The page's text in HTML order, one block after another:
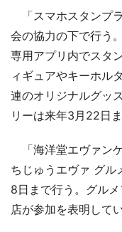
「スマホスタンプ
会の協力の下で行う
専用アプリ内でスタ
ィギュアやキーホル
連のオリジナルグッ
リーは来年3月22日ま
「海洋堂エヴァン
ちじゅうエヴァ グル
8日まで行う。グル
店が参加を表明してい